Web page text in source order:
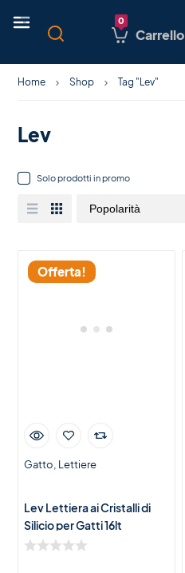
Carrello
Home Shop Tag "Lev"
Lev
Solo prodotti in promo
Offerta!
Gatto Lettiere
Lev Lettiera ai Cristalli di
Silicio per Gatti 16lt